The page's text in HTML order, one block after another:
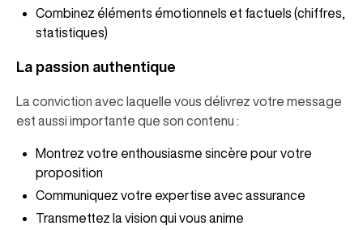
Combinez éléments émotionnels et factuels (chiffres,
statistiques)
La passion authentique
La conviction avec laquelle vous délivrez votre message
est aussi importante que son contenu :
Montrez votre enthousiasme sincère pour votre
proposition
Communiquez votre expertise avec assurance
Transmettez la vision qui vous anime